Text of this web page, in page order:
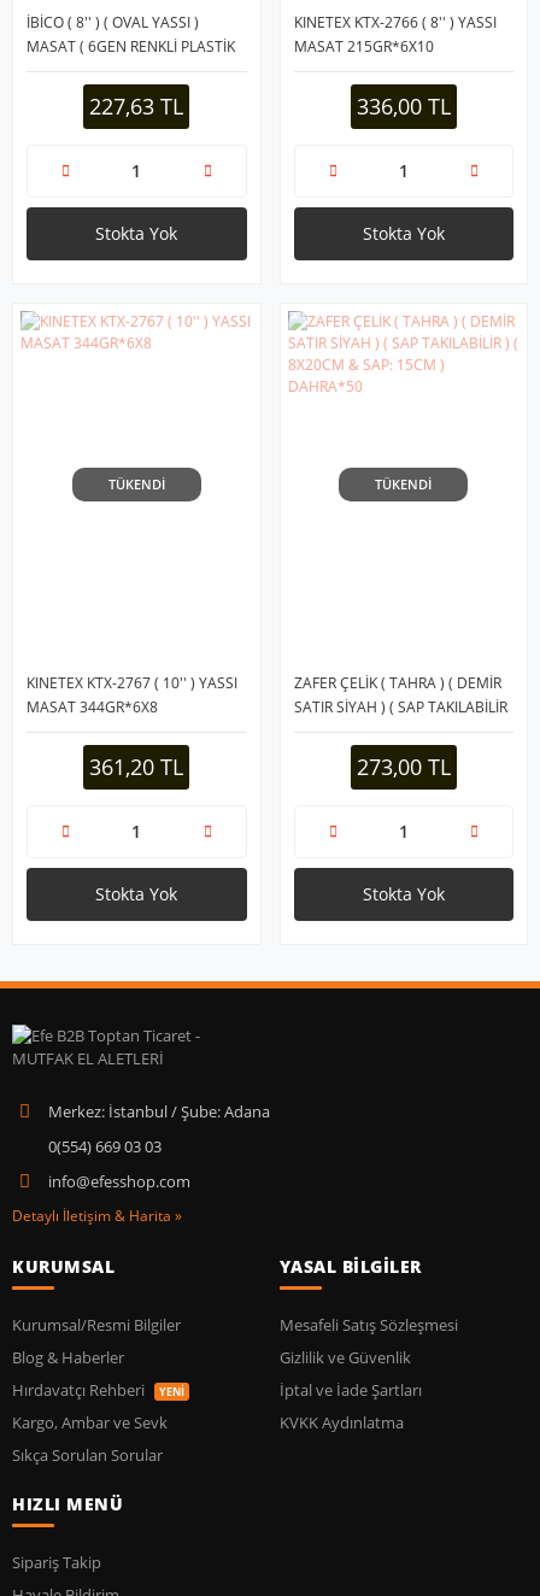
İBİCO ( 8'' ) ( OVAL YASSI )
MASAT ( 6GEN RENKLİ PLASTİK
SAPLI ) ( METAL ASMA HALKALI
227,63 TL
Stokta Yok
KINETEX KTX-2766 ( 8'' ) YASSI
MASAT 215GR*6X10
336,00 TL
Stokta Yok
TÜKENDİ
KINETEX KTX-2767 ( 10'' ) YASSI
MASAT 344GR*6X8
361,20 TL
Stokta Yok
TÜKENDİ
ZAFER ÇELİK ( TAHRA ) ( DEMİR
SATIR SİYAH ) ( SAP TAKILABİLİR
) ( 8X20CM & SAP: 15CM )
DAHRA*50273,00 TL
Stokta Yok
Merkez: İstanbul / Şube: Adana
0(554) 669 03 03
info@efesshop.com
Detaylı İletişim & Harita »
KURUMSAL
Kurumsal/Resmi Bilgiler
Blog & Haberler
Hırdavatçı Rehberi
YENİ
Kargo, Ambar ve Sevk
Sıkça Sorulan Sorular
YASAL BİLGİLER
Mesafeli Satış Sözleşmesi
Gizlilik ve Güvenlik
İptal ve İade Şartları
KVKK Aydınlatma
HIZLI MENÜ
Sipariş Takip